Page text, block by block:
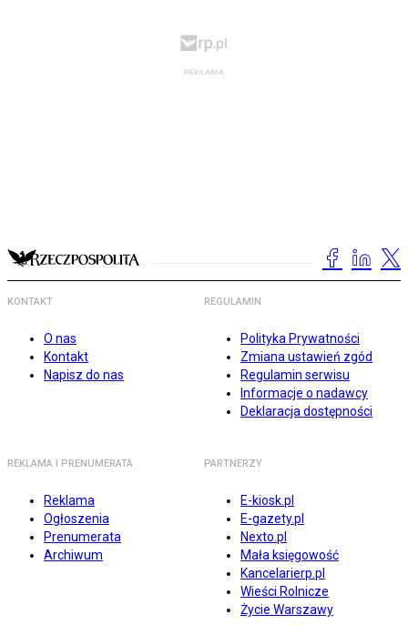
KONTAKT
O nas
Kontakt
Napisz do nas
REGULAMIN
Polityka Prywatności
Zmiana ustawień zgód
Regulamin serwisu
Informacje o nadawcy
Deklaracja dostępności
REKLAMA I PRENUMERATA
Reklama
Ogłoszenia
Prenumerata
Archiwum
PARTNERZY
E-kiosk.pl
E-gazety.pl
Nexto.pl
Mała księgowość
Kancelarierp.pl
Wieści Rolnicze
Życie Warszawy